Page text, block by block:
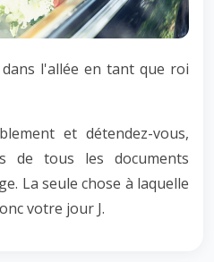
l'allée en tant que roi
et détendez-vous,
de tous les documents
La seule chose à laquelle
votre jour J.